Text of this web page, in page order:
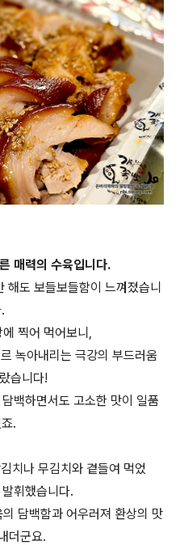
매력의 수육입니다.
해도 보들보들함이 느껴졌습니
찍어 먹어보니,
녹아내리는 극강의 부드러움
습니다!
백하면서도 고소한 맛이 일품
.
치나 무김치와 곁들여 먹었
휘했습니다.
담백함과 어우러져 환상의 맛
더군요.